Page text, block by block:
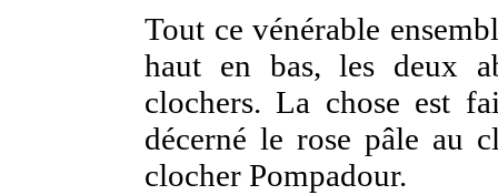
Tout ce vénérable
haut en bas, les deux
clochers. La chose est
décerné le rose pâle au
clocher Pompadour.